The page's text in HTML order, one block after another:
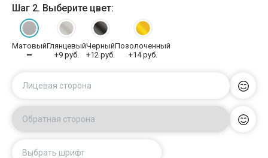
Шаг 2. Выберите цвет:
Матовый
━
Глянцевый
+9 руб.
Черный
+12 руб.
Позолоченный
+14 руб.
Лицевая сторона
Обратная сторона
Выбрать шрифт